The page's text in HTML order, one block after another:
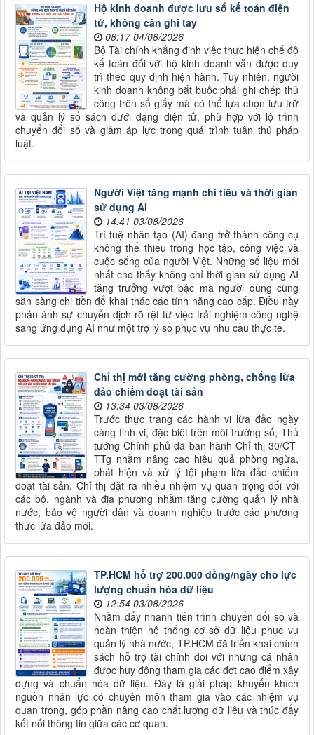
Hộ kinh doanh được lưu sổ kế toán điện
tử, không cần ghi tay
08:17 04/08/2026
Bộ Tài chính khẳng định việc thực hiện chế độ
kế toán đối với hộ kinh doanh vẫn được duy
trì theo quy định hiện hành. Tuy nhiên, người
kinh doanh không bắt buộc phải ghi chép thủ
công trên sổ giấy mà có thể lựa chọn lưu trữ
và quản lý sổ sách dưới dạng điện tử, phù hợp với lộ trình
chuyển đổi số và giảm áp lực trong quá trình tuân thủ pháp
luật.
Người Việt tăng mạnh chi tiêu và thời gian
sử dụng AI
14:41 03/08/2026
Trí tuệ nhân tạo (AI) đang trở thành công cụ
không thể thiếu trong học tập, công việc và
cuộc sống của người Việt. Những số liệu mới
nhất cho thấy không chỉ thời gian sử dụng AI
tăng trưởng vượt bậc mà người dùng cũng
sẵn sàng chi tiền để khai thác các tính năng cao cấp. Điều này
phản ánh sự chuyển dịch rõ rệt từ việc trải nghiệm công nghệ
sang ứng dụng AI như một trợ lý số phục vụ nhu cầu thực tế.
Chỉ thị mới tăng cường phòng, chống lừa
đảo chiếm đoạt tài sản
13:34 03/08/2026
Trước thực trạng các hành vi lừa đảo ngày
càng tinh vi, đặc biệt trên môi trường số, Thủ
tướng Chính phủ đã ban hành Chỉ thị 30/CT-
TTg nhằm nâng cao hiệu quả phòng ngừa,
phát hiện và xử lý tội phạm lừa đảo chiếm
đoạt tài sản. Chỉ thị đặt ra nhiều nhiệm vụ quan trọng đối với
các bộ, ngành và địa phương nhằm tăng cường quản lý nhà
nước, bảo vệ người dân và doanh nghiệp trước các phương
thức lừa đảo mới.
TP.HCM hỗ trợ 200.000 đồng/ngày cho lực
lượng chuẩn hóa dữ liệu
12:54 03/08/2026
Nhằm đẩy nhanh tiến trình chuyển đổi số và
hoàn thiện hệ thống cơ sở dữ liệu phục vụ
quản lý nhà nước, TP.HCM đã triển khai chính
sách hỗ trợ tài chính đối với những cá nhân
được huy động tham gia các đợt cao điểm xây
dựng và chuẩn hóa dữ liệu. Đây là giải pháp khuyến khích
nguồn nhân lực có chuyên môn tham gia vào các nhiệm vụ
quan trọng, góp phần nâng cao chất lượng dữ liệu và thúc đẩy
kết nối thông tin giữa các cơ quan.